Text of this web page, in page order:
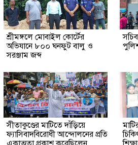
শ্রীমঙ্গলে মোবাইল কোর্টের
অভিযানে ৮০০ ঘনফুট বালু ও
সরঞ্জাম জব্দ
সীতাকুণ্ডের মাটিতে দাঁড়িয়ে
ফ্যাসিবাদবিরোধী আন্দোলনের প্রতি